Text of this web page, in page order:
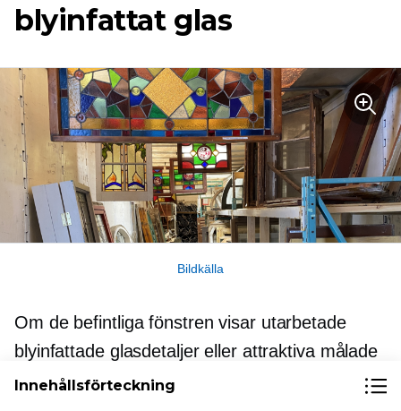
blyinfattat glas
Bildkälla
Om de befintliga fönstren visar utarbetade
blyinfattade glasdetaljer eller attraktiva målade
glasdetaljer kan de vara värda mycket pengar.
Innehållsförteckning